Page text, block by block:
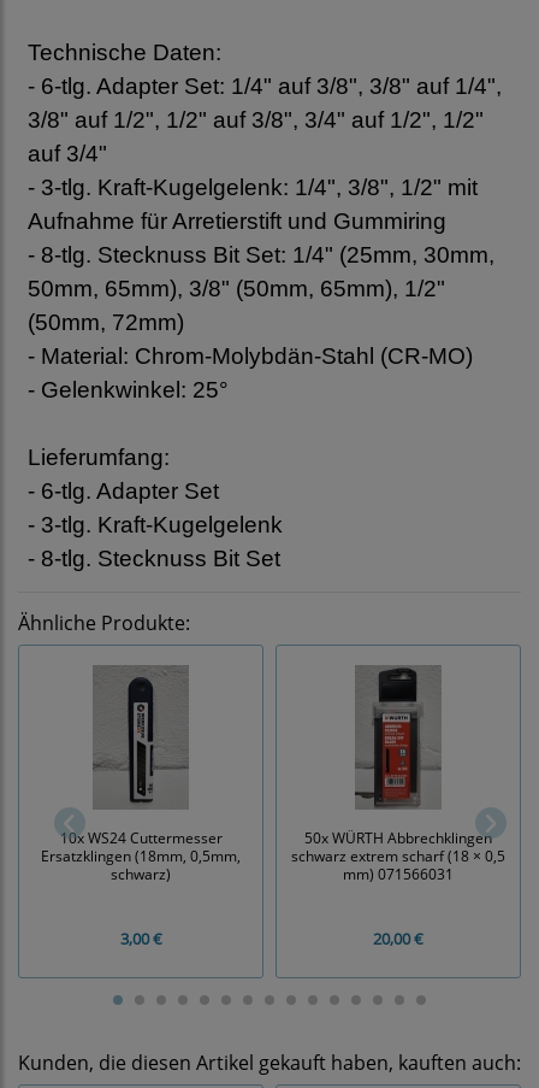
Technische Daten:
- 6-tlg. Adapter Set: 1/4" auf 3/8", 3/8" auf 1/4",
3/8" auf 1/2", 1/2" auf 3/8", 3/4" auf 1/2", 1/2"
auf 3/4"
- 3-tlg. Kraft-Kugelgelenk: 1/4", 3/8", 1/2" mit
Aufnahme für Arretierstift und Gummiring
- 8-tlg. Stecknuss Bit Set: 1/4" (25mm, 30mm,
50mm, 65mm), 3/8" (50mm, 65mm), 1/2"
(50mm, 72mm)
- Material: Chrom-Molybdän-Stahl (CR-MO)
- Gelenkwinkel: 25°
Lieferumfang:
- 6-tlg. Adapter Set
- 3-tlg. Kraft-Kugelgelenk
- 8-tlg. Stecknuss Bit Set
Ähnliche Produkte:
10x WS24 Cuttermesser
Ersatzklingen (18mm, 0,5mm,
schwarz)
3,00 €
50x WÜRTH Abbrechklingen
schwarz extrem scharf (18 × 0,5
mm) 071566031
20,00 €
Kunden, die diesen Artikel gekauft haben, kauften auch: